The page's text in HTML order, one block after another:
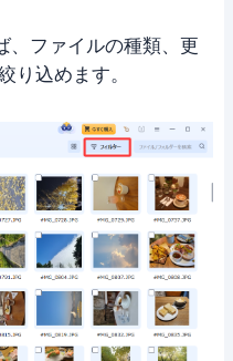
、ファイルの種類、更
り込めます。